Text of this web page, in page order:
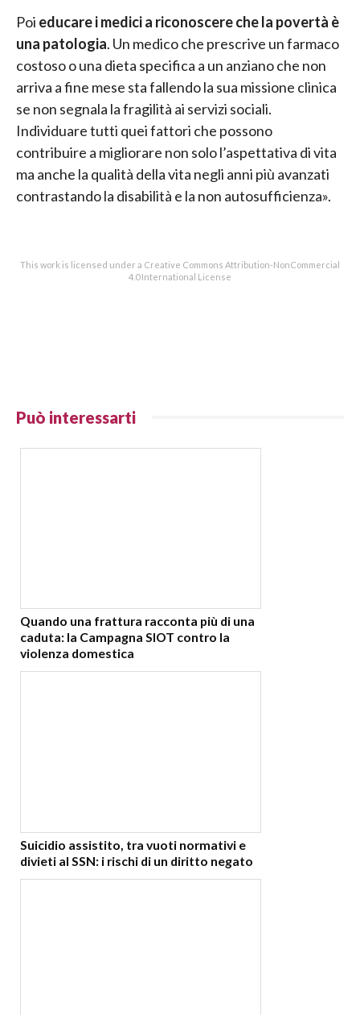
Poi educare i medici a riconoscere che la povertà è
una patologia. Un medico che prescrive un farmaco
costoso o una dieta specifica a un anziano che non
arriva a fine mese sta fallendo la sua missione clinica
se non segnala la fragilità ai servizi sociali.
Individuare tutti quei fattori che possono
contribuire a migliorare non solo l’aspettativa di vita
ma anche la qualità della vita negli anni più avanzati
contrastando la disabilità e la non autosufficienza».
This work is licensed under a Creative Commons Attribution-NonCommercial
4.0 International License
Può interessarti
Quando una frattura racconta più di una
caduta: la Campagna SIOT contro la
violenza domestica
Suicidio assistito, tra vuoti normativi e
divieti al SSN: i rischi di un diritto negato